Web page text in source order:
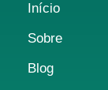
Início
Sobre
Blog